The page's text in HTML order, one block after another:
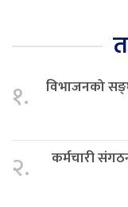
१.
विभाजनको
२.
कर्मचारी